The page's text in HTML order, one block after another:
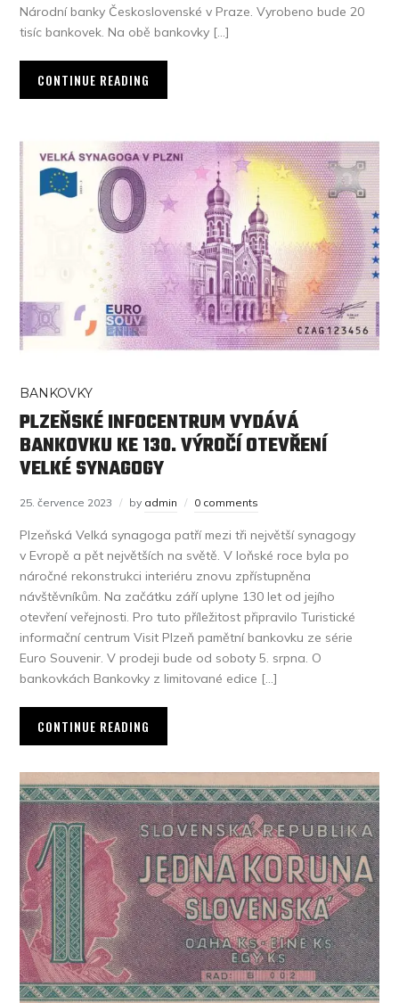
Národní banky Československé v Praze. Vyrobeno bude 20
tisíc bankovek. Na obě bankovky […]
CONTINUE READING
BANKOVKY
PLZEŇSKÉ INFOCENTRUM VYDÁVÁ
BANKOVKU KE 130. VÝROČÍ OTEVŘENÍ
VELKÉ SYNAGOGY
25. července 2023 by admin 0 comments
Plzeňská Velká synagoga patří mezi tři největší synagogy
v Evropě a pět největších na světě. V loňské roce byla po
náročné rekonstrukci interiéru znovu zpřístupněna
návštěvníkům. Na začátku září uplyne 130 let od jejího
otevření veřejnosti. Pro tuto příležitost připravilo Turistické
informační centrum Visit Plzeň pamětní bankovku ze série
Euro Souvenir. V prodeji bude od soboty 5. srpna. O
bankovkách Bankovky z limitované edice […]
CONTINUE READING